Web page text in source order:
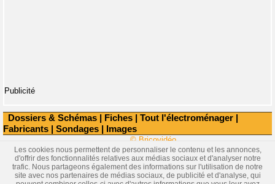
Dossiers & Schémas | Fiches | Tout l'électroménager |
Fabricants | Sondages | Images
Publicité
© Bricovidéo
Les cookies nous permettent de personnaliser le contenu et les annonces,
d'offrir des fonctionnalités relatives aux médias sociaux et d'analyser notre
trafic. Nous partageons également des informations sur l'utilisation de notre
site avec nos partenaires de médias sociaux, de publicité et d'analyse, qui